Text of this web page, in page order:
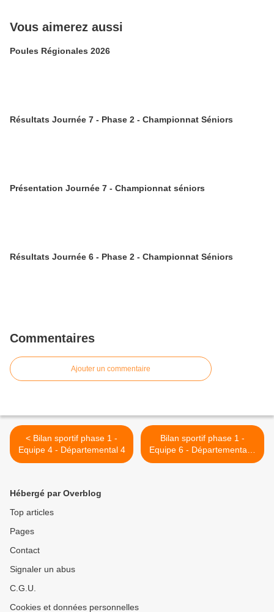
Vous aimerez aussi
Poules Régionales 2026
Résultats Journée 7 - Phase 2 - Championnat Séniors
Présentation Journée 7 - Championnat séniors
Résultats Journée 6 - Phase 2 - Championnat Séniors
Commentaires
Ajouter un commentaire
< Bilan sportif phase 1 -
Equipe 4 - Départemental 4
Bilan sportif phase 1 -
Equipe 6 - Départemental 6
>
Hébergé par Overblog
Top articles
Pages
Contact
Signaler un abus
C.G.U.
Cookies et données personnelles